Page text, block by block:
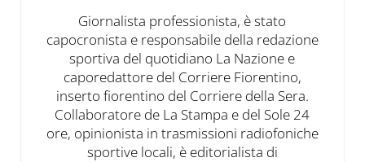
Giornalista professionista, è stato
capocronista e responsabile della redazione
sportiva del quotidiano La Nazione e
caporedattore del Corriere Fiorentino,
inserto fiorentino del Corriere della Sera.
Collaboratore de La Stampa e del Sole 24
ore, opinionista in trasmissioni radiofoniche
sportive locali, è editorialista di